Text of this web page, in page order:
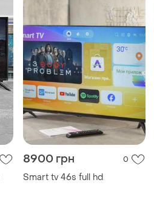
8900 грн 0
Smart tv 46s full hd